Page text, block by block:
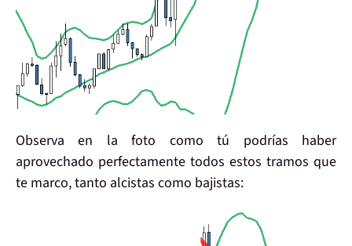
Observa en la foto comotú podrías haber
aprovechado perfectamente todos estos tramos que
te marco,tanto alcistas como bajistas: